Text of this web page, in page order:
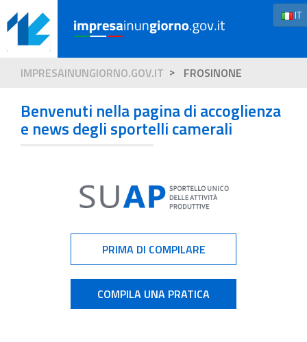
IT
IMPRESAINUNGIORNO.GOV.IT FROSINONE
Benvenuti nella pagina di accoglienza
e news degli sportelli camerali
PRIMA DI COMPILARE
COMPILA UNA PRATICA